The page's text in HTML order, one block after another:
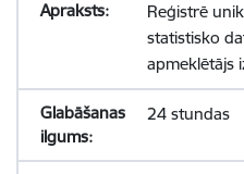
Reģistrē
statistisko
apmeklētājs
24 stundas